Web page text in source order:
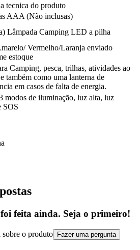
tecnica do produto
AAA (Não inclusas)
Lâmpada Camping LED a pilha
Vermelho/Laranja enviado
estoque
Camping, pesca, trilhas, atividades ao
também como uma lanterna de
em casos de falta de energia.
modos de iluminação, luz alta, luz
SOS
feita ainda. Seja o primeiro!
o produto Fazer uma pergunta